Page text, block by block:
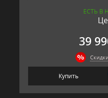
ЕСТЬ В
39
Купить